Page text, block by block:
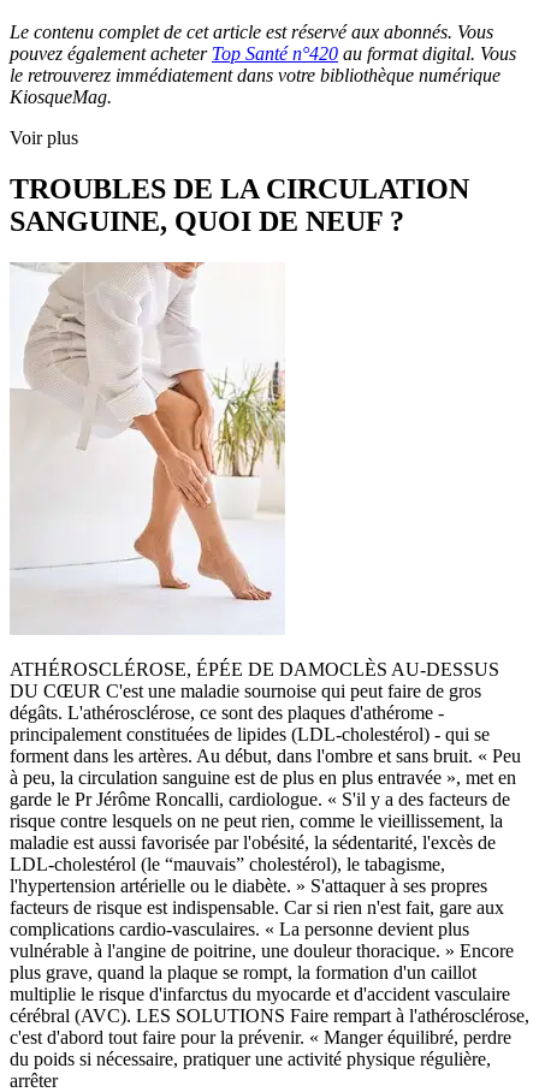
Le contenu complet de cet article est réservé aux abonnés. Vous
pouvez également acheter Top Santé n°420 au format digital. Vous
le retrouverez immédiatement dans votre bibliothèque numérique
KiosqueMag.
Voir plus
TROUBLES DE LA CIRCULATION
SANGUINE, QUOI DE NEUF ?
ATHÉROSCLÉROSE, ÉPÉE DE DAMOCLÈS AU-DESSUS
DU CŒUR C'est une maladie sournoise qui peut faire de gros
dégâts. L'athérosclérose, ce sont des plaques d'athérome -
principalement constituées de lipides (LDL-cholestérol) - qui se
forment dans les artères. Au début, dans l'ombre et sans bruit. « Peu
à peu, la circulation sanguine est de plus en plus entravée », met en
garde le Pr Jérôme Roncalli, cardiologue. « S'il y a des facteurs de
risque contre lesquels on ne peut rien, comme le vieillissement, la
maladie est aussi favorisée par l'obésité, la sédentarité, l'excès de
LDL-cholestérol (le “mauvais” cholestérol), le tabagisme,
l'hypertension artérielle ou le diabète. » S'attaquer à ses propres
facteurs de risque est indispensable. Car si rien n'est fait, gare aux
complications cardio-vasculaires. « La personne devient plus
vulnérable à l'angine de poitrine, une douleur thoracique. » Encore
plus grave, quand la plaque se rompt, la formation d'un caillot
multiplie le risque d'infarctus du myocarde et d'accident vasculaire
cérébral (AVC). LES SOLUTIONS Faire rempart à l'athérosclérose,
c'est d'abord tout faire pour la prévenir. « Manger équilibré, perdre
du poids si nécessaire, pratiquer une activité physique régulière,
arrêter